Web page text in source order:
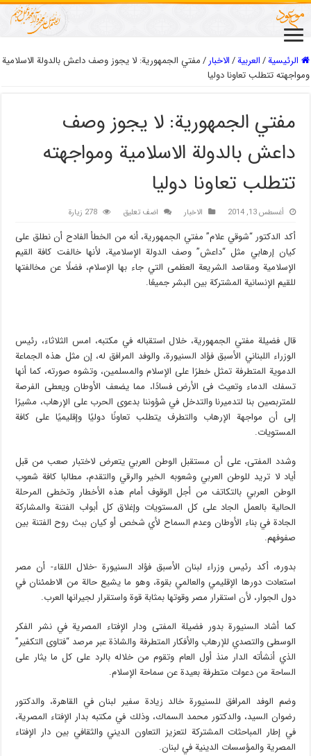
الرئيسية/العربیة/الاخبار/مفتي الجمهورية: لا يجوز وصف داعش بالدولة الاسلامية
ومواجهته تتطلب تعاونا دوليا
مفتي الجمهورية: لا يجوز وصف
داعش بالدولة الاسلامية ومواجهته
تتطلب تعاونا دوليا
أغسطس 13, 2014 الاخبار اضف تعليق 278 زيارة
أكد الدكتور “شوقي علام” مفتي الجمهورية، أنه من الخطأ الفادح أن نطلق على
كيان إرهابي مثل “داعش” وصف الدولة الإسلامية، لأنها خالفت كافة القيم
الإسلامية ومقاصد الشريعة العظمى التي جاء بها الإسلام، فضلًا عن مخالفتها
للقيم الإنسانية المشتركة بين البشر جميعًا.
قال فضيلة مفتي الجمهورية، خلال استقباله في مكتبه، امس الثلاثاء، رئيس
الوزراء اللبناني الأسبق فؤاد السنيورة، والوفد المرافق له، إن مثل هذه الجماعة
الدموية المتطرفة تمثل خطرًا على الإسلام والمسلمين، وتشوه صورته، كما أنها
تسفك الدماء وتعيث فى الأرض فسادًا، مما يضعف الأوطان ويعطى الفرصة
للمتربصين بنا لتدميرنا والتدخل في شؤوننا بدعوى الحرب على الإرهاب، مشيرًا
إلى أن مواجهة الإرهاب والتطرف يتطلب تعاونًا دوليًا وإقليميًا على كافة
المستويات.
وشدد المفتى، على أن مستقبل الوطن العربي يتعرض لاختبار صعب من قبل
أياد لا تريد للوطن العربي وشعوبه الخير والرقي والتقدم، مطالبا كافة شعوب
الوطن العربي بالتكاتف من أجل الوقوف أمام هذه الأخطار وتخطى المرحلة
الحالية بالعمل الجاد على كل المستويات وإغلاق كل أبواب الفتنة والمشاركة
الجادة في بناء الأوطان وعدم السماح لأي شخص أو كيان ببث روح الفتنة بين
صفوفهم.
بدوره، أكد رئيس وزراء لبنان الأسبق فؤاد السنيورة -خلال اللقاء- أن مصر
استعادت دورها الإقليمي والعالمي بقوة، وهو ما يشيع حالة من الاطمئنان في
دول الجوار، لأن استقرار مصر وقوتها بمثابة قوة واستقرار لجيرانها العرب.
كما أشاد السنيورة بدور فضيلة المفتى ودار الإفتاء المصرية في نشر الفكر
الوسطى والتصدي للإرهاب والأفكار المتطرفة والشاذة عبر مرصد “فتاوى التكفير”
الذي أنشأته الدار منذ أول العام وتقوم من خلاله بالرد على كل ما يثار على
الساحة من دعوات متطرفة بعيدة عن سماحة الإسلام.
وضم الوفد المرافق للسنيورة خالد زيادة سفير لبنان في القاهرة، والدكتور
رضوان السيد، والدكتور محمد السماك، وذلك في مكتبه بدار الإفتاء المصرية،
في إطار المباحثات المشتركة لتعزيز التعاون الديني والثقافي بين دار الإفتاء
المصرية والمؤسسات الدينية في لبنان.